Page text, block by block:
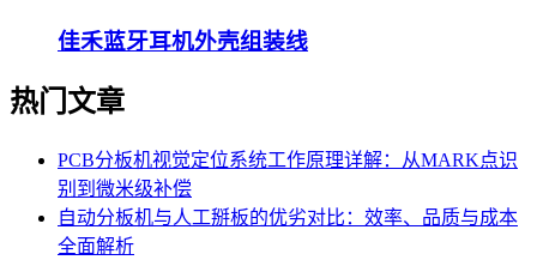
佳禾蓝牙耳机外壳组装线
热门文章
PCB分板机视觉定位系统工作原理详解：从MARK点识
别到微米级补偿
自动分板机与人工掰板的优劣对比：效率、品质与成本
全面解析